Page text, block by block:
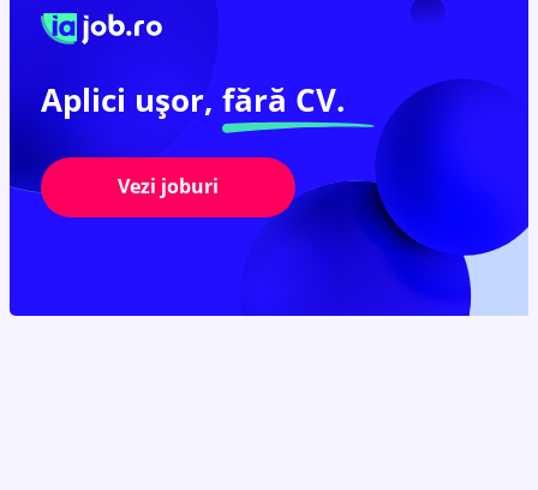
Aplici ușor, fără CV.
Vezi joburi